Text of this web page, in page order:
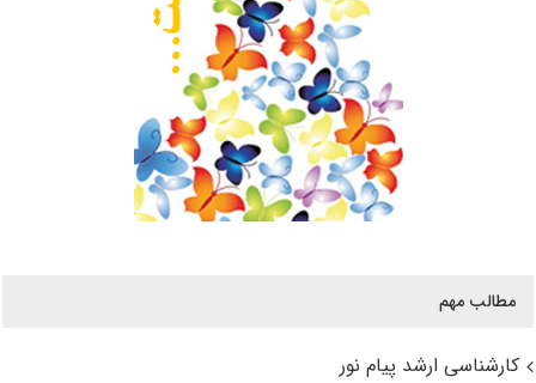
مطالب مهم
کارشناسی ارشد پیام نور